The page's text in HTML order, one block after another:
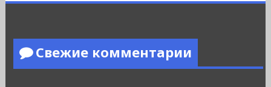
Свежие комментарии